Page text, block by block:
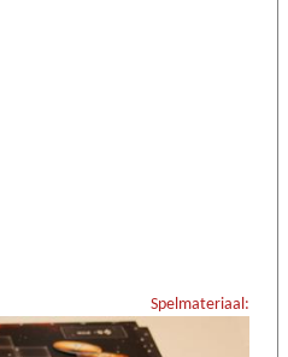
Spelmateriaal: